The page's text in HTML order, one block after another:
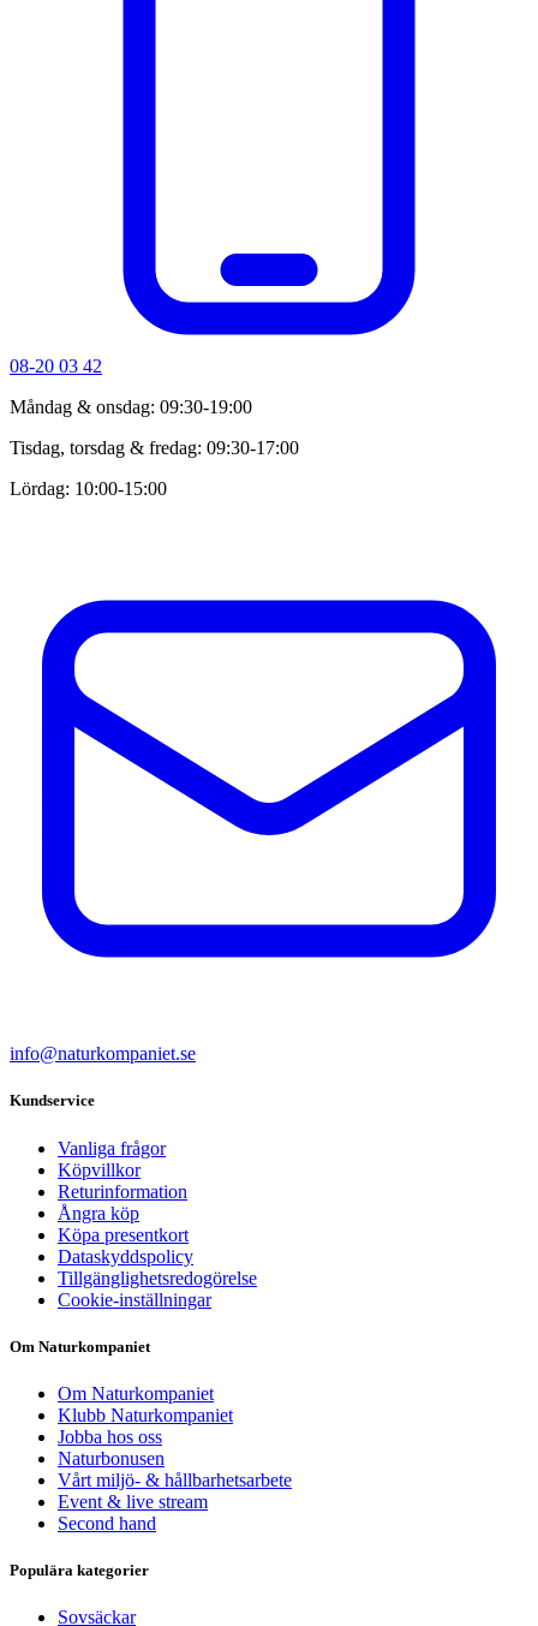
08-20 03 42
Måndag & onsdag: 09:30-19:00
Tisdag, torsdag & fredag: 09:30-17:00
Lördag: 10:00-15:00
info@naturkompaniet.se
Kundservice
Vanliga frågor
Köpvillkor
Returinformation
Ångra köp
Köpa presentkort
Dataskyddspolicy
Tillgänglighetsredogörelse
Cookie-inställningar
Om Naturkompaniet
Om Naturkompaniet
Klubb Naturkompaniet
Jobba hos oss
Naturbonusen
Vårt miljö- & hållbarhetsarbete
Event & live stream
Second hand
Populära kategorier
Sovsäckar